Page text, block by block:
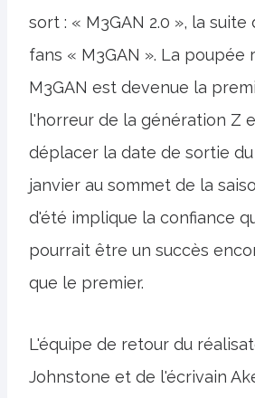
sort : « M3GAN 2.0 », la
fans « M3GAN ». La poupée
M3GAN est devenue la
l'horreur de la génération Z
déplacer la date de sortie
janvier au sommet de la
d'été implique la confiance
pourrait être un succès
que le premier.
L'équipe de retour du
Johnstone et de l'écrivain